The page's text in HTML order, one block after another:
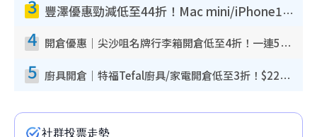
3 豐澤優惠勁減低至44折！Mac mini/iPhone17Pro大減價！廚房家電$220起
4 開倉優惠｜尖沙咀名牌行李箱開倉低至4折！一連5日 American Tourister/ace./Hallmark $200起！
5 廚具開倉｜特福Tefal廚具/家電開倉低至3折！$220起買平底鍋/炒鑊/湯煲！電飯煲/吸塵機/燙斗$418起